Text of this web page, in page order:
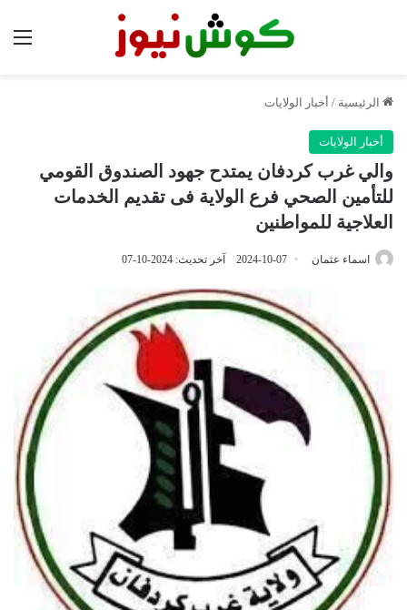
الرئيسية / أخبار الولايات
أخبار الولايات
والي غرب كردفان يمتدح جهود الصندوق القومي
للتأمين الصحي فرع الولاية فى تقديم الخدمات
العلاجية للمواطنين
اسماء عثمان 2024-10-07 آخر تحديث: 2024-10-07